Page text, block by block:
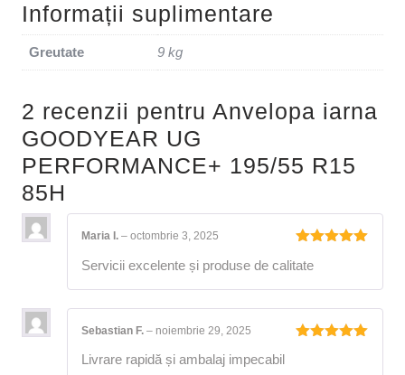
Informații suplimentare
Greutate 9 kg
2 recenzii pentru Anvelopa iarna
GOODYEAR UG
PERFORMANCE+ 195/55 R15
85H
5din 5
Maria I. – octombrie 3, 2025
Servicii excelente și produse de calitate
Sebastian F. – noiembrie 29, 2025
Livrare rapidă și ambalaj impecabil